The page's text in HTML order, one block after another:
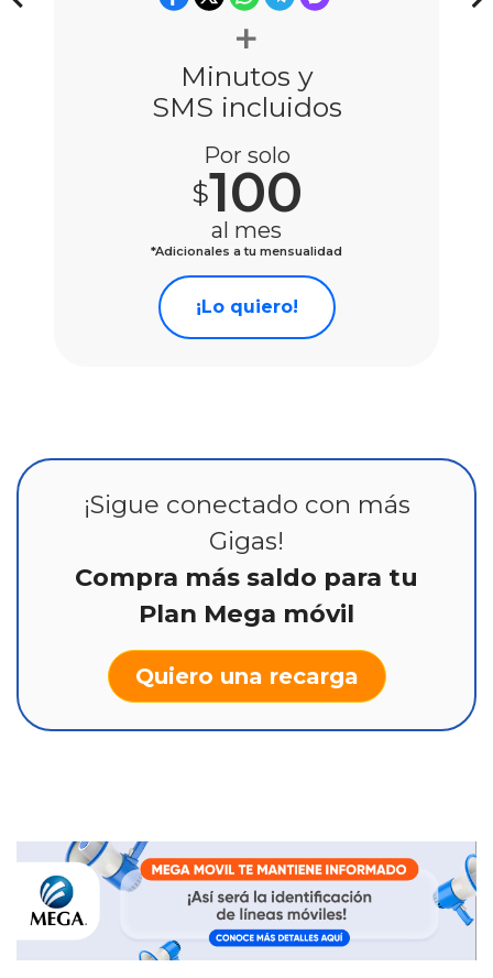
Minutos y
SMS incluidos
Por solo
$100
al mes
*Adicionales a tu mensualidad
¡Lo quiero!
¡Sigue conectado con más
Gigas!
Compra más saldo para tu
Plan Mega móvil
Quiero una recarga